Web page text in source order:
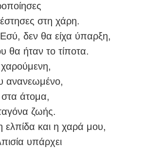
στη χάρη.
δεν θα είχα ύπαρξη,
θα ήταν το τίποτα.
ανανεωμένο,
στα άτομα,
ζωής.
ελπίδα και η χαρά μου,
υπάρχει